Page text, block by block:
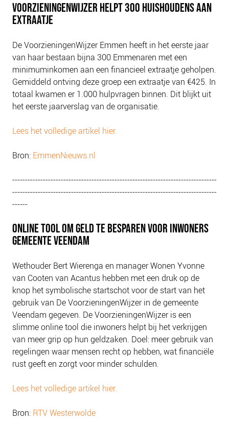
VOORZIENINGENWIJZER HELPT 300 HUISHOUDENS AAN
EXTRAATJE
De VoorzieningenWijzer Emmen heeft in het eerste jaar
van haar bestaan bijna 300 Emmenaren met een
minimuminkomen aan een financieel extraatje geholpen.
Gemiddeld ontving deze groep een extraatje van €425. In
totaal kwamen er 1.000 hulpvragen binnen. Dit blijkt uit
het eerste jaarverslag van de organisatie.
Lees het volledige artikel hier.
Bron: EmmenNieuws.nl
--------------------------------------------------------------------------------
--------------------------------------------------------------------------------
------
ONLINE TOOL OM GELD TE BESPAREN VOOR INWONERS
GEMEENTE VEENDAM
Wethouder Bert Wierenga en manager Wonen Yvonne
van Cooten van Acantus hebben met een druk op de
knop het symbolische startschot voor de start van het
gebruik van De VoorzieningenWijzer in de gemeente
Veendam gegeven. De VoorzieningenWijzer is een
slimme online tool die inwoners helpt bij het verkrijgen
van meer grip op hun geldzaken. Doel: meer gebruik van
regelingen waar mensen recht op hebben, wat financiële
rust geeft en zorgt voor minder schulden.
Lees het volledige artikel hier.
Bron: RTV Westerwolde